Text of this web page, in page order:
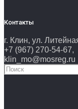
Контакты
г. Клин, ул.
+7 (967) 270-54-67,
klin_mo@mosreg.ru